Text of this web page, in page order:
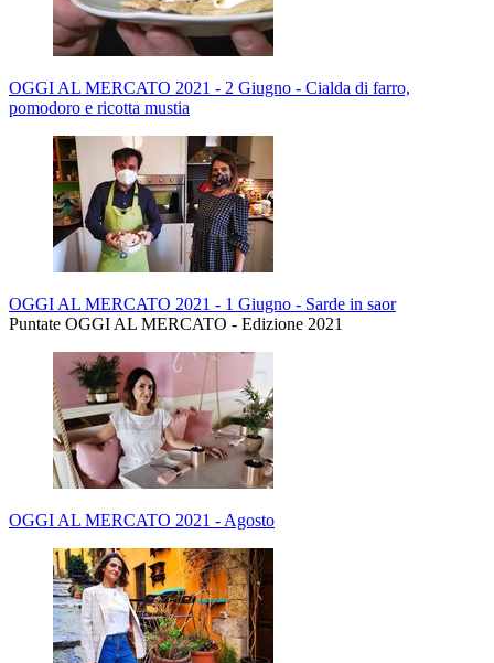
OGGI AL MERCATO 2021 - 2 Giugno - Cialda di farro,
pomodoro e ricotta mustia
OGGI AL MERCATO 2021 - 1 Giugno - Sarde in saor
Puntate OGGI AL MERCATO - Edizione 2021
OGGI AL MERCATO 2021 - Agosto